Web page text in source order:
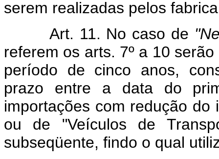
serem realizadas pelos
Art. 11. No caso de
referem os arts. 7º a 10
período de cinco anos,
prazo entre a data do
importações com redução
ou de "Veículos de
subseqüente, findo o qual